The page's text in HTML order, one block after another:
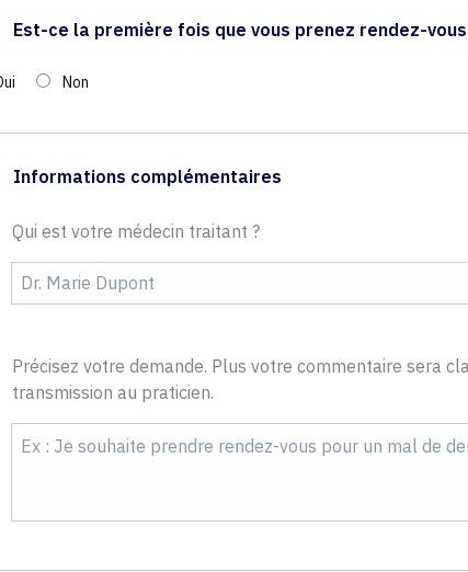
Est-ce la première fois que vous prenez rendez-
Non
Informations complémentaires
Qui est votre médecin traitant ?
Précisez votre demande. Plus votre commentaire sera
transmission au praticien.